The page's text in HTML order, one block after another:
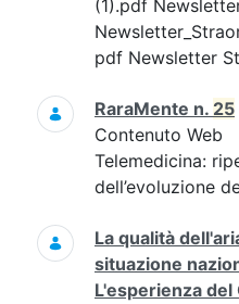
(1).pdf
pdf Newsletter
RaraMente n. 25
Contenuto Web
Telemedicina:
dell’evoluzione
La qualità
situazione
L'esperienza